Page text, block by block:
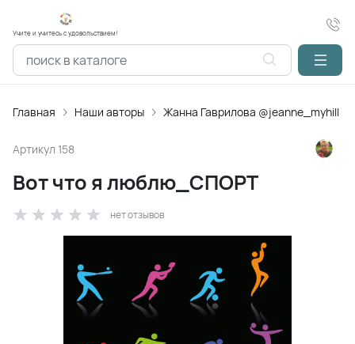
Учите и учитесь с удовольствием!
Главная Наши авторы Жанна Гаврилова @jeanne_myhill
Артикул 158
Вот что я люблю_СПОРТ
нет отзывов